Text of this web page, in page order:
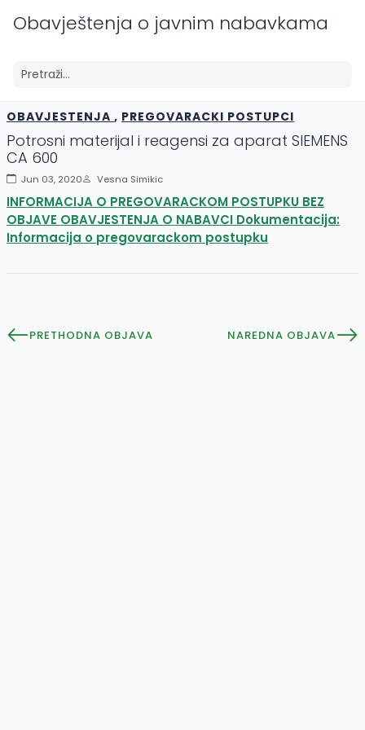
Obavještenja o javnim nabavkama
OBAVJESTENJA , PREGOVARACKI POSTUPCI
Potrosni materijal i reagensi za aparat SIEMENS
CA 600
Jun 03, 2020 Vesna Simikic
INFORMACIJA O PREGOVARACKOM POSTUPKU BEZ
OBJAVE OBAVJESTENJA O NABAVCI Dokumentacija:
Informacija o pregovarackom postupku
PRETHODNA OBJAVA NAREDNA OBJAVA